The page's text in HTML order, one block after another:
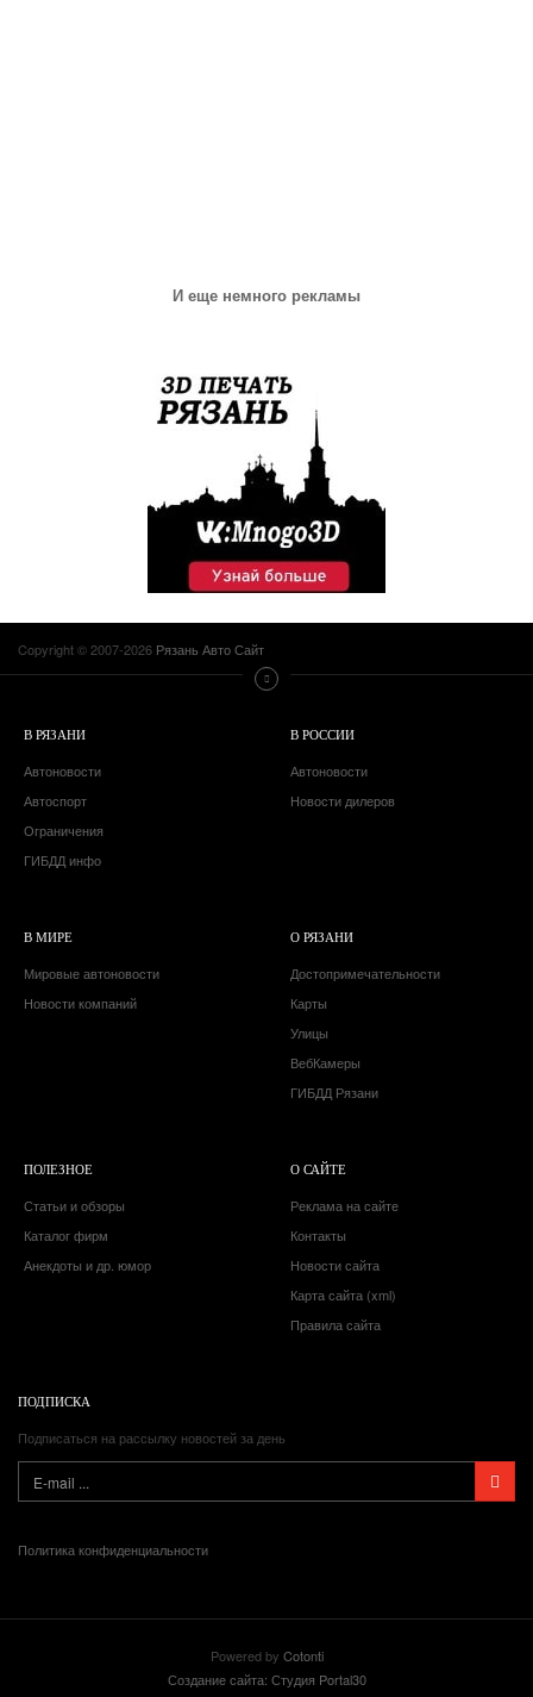
И еще немного рекламы
Copyright © 2007-2026 Рязань Авто Сайт
В РЯЗАНИ
Автоновости
Автоспорт
Ограничения
ГИБДД инфо
В РОССИИ
Автоновости
Новости дилеров
В МИРЕ
Мировые автоновости
Новости компаний
О РЯЗАНИ
Достопримечательности
Карты
Улицы
ВебКамеры
ГИБДД Рязани
ПОЛЕЗНОЕ
Статьи и обзоры
Каталог фирм
Анекдоты и др. юмор
О САЙТЕ
Реклама на сайте
Контакты
Новости сайта
Карта сайта (xml)
Правила сайта
ПОДПИСКА
Подписаться на рассылку новостей за день
Политика конфиденциальности
Powered by Cotonti
Создание сайта: Студия Portal30